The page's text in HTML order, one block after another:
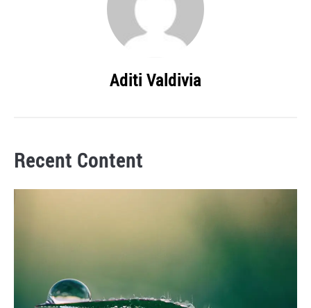
Aditi Valdivia
Recent Content